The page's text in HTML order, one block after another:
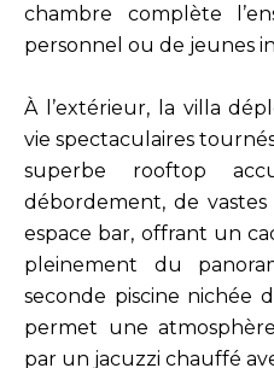
chambre complète
personnel ou de jeunes
À l’extérieur, la villa
vie spectaculaires
superbe rooftop
débordement, de
espace bar, offrant un
pleinement du
seconde piscine nichée
permet une
par un jacuzzi chauffé